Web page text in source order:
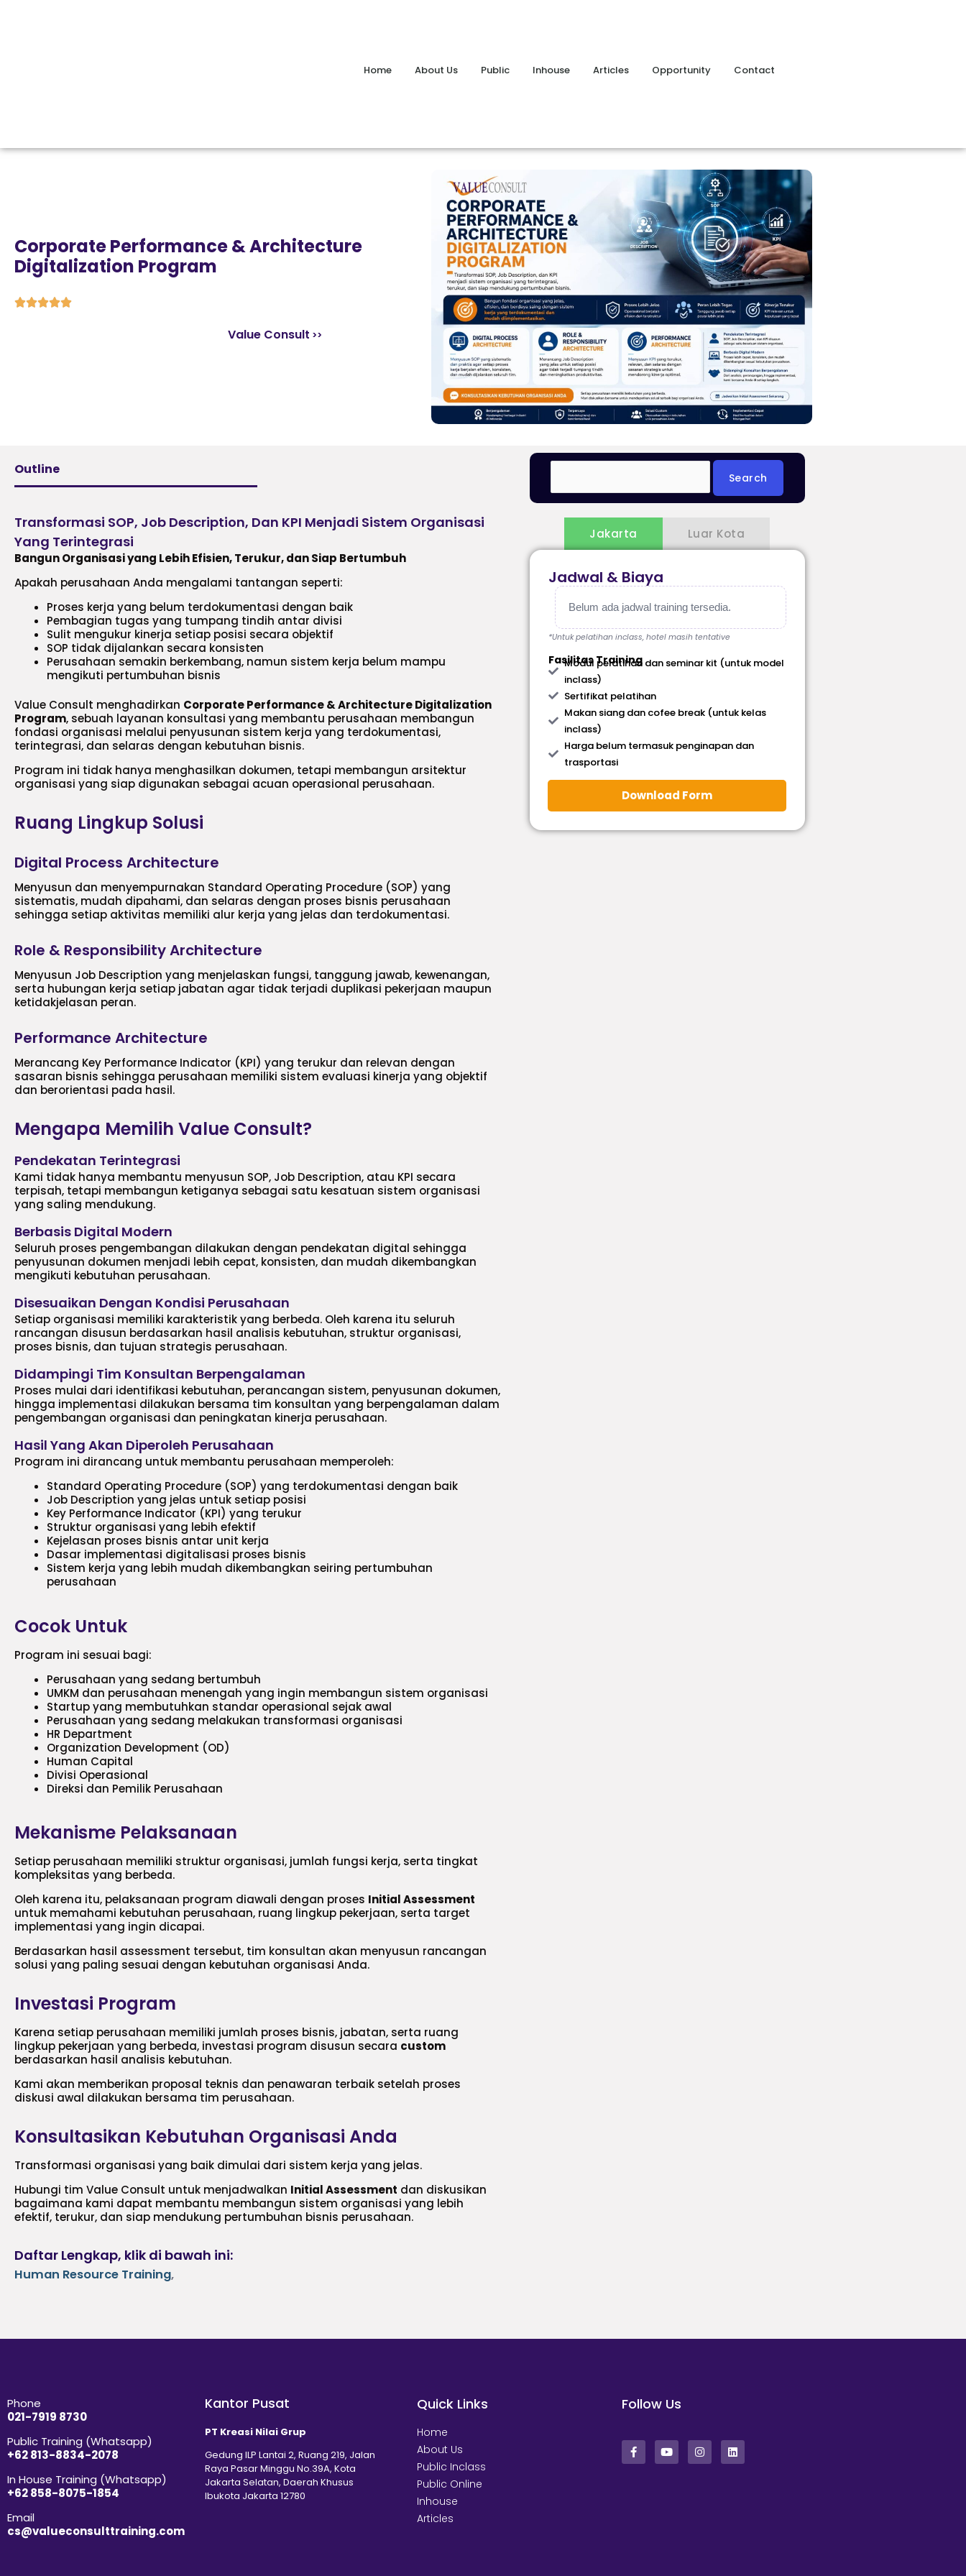
Home About Us Public Inhouse Articles Opportunity Contact
Corporate Performance & Architecture
Digitalization Program

Value Consult
Outline
Transformasi SOP, Job Description, Dan KPI Menjadi Sistem Organisasi
Yang Terintegrasi
Bangun Organisasi yang Lebih Efisien, Terukur, dan Siap Bertumbuh
Apakah perusahaan Anda mengalami tantangan seperti:
Proses kerja yang belum terdokumentasi dengan baik
Pembagian tugas yang tumpang tindih antar divisi
Sulit mengukur kinerja setiap posisi secara objektif
SOP tidak dijalankan secara konsisten
Perusahaan semakin berkembang, namun sistem kerja belum mampu
mengikuti pertumbuhan bisnis
Value Consult menghadirkan Corporate Performance & Architecture Digitalization
Program, sebuah layanan konsultasi yang membantu perusahaan membangun
fondasi organisasi melalui penyusunan sistem kerja yang terdokumentasi,
terintegrasi, dan selaras dengan kebutuhan bisnis.
Program ini tidak hanya menghasilkan dokumen, tetapi membangun arsitektur
organisasi yang siap digunakan sebagai acuan operasional perusahaan.
Ruang Lingkup Solusi
Digital Process Architecture
Menyusun dan menyempurnakan Standard Operating Procedure (SOP) yang
sistematis, mudah dipahami, dan selaras dengan proses bisnis perusahaan
sehingga setiap aktivitas memiliki alur kerja yang jelas dan terdokumentasi.
Role & Responsibility Architecture
Menyusun Job Description yang menjelaskan fungsi, tanggung jawab, kewenangan,
serta hubungan kerja setiap jabatan agar tidak terjadi duplikasi pekerjaan maupun
ketidakjelasan peran.
Performance Architecture
Merancang Key Performance Indicator (KPI) yang terukur dan relevan dengan
sasaran bisnis sehingga perusahaan memiliki sistem evaluasi kinerja yang objektif
dan berorientasi pada hasil.
Mengapa Memilih Value Consult?
Pendekatan Terintegrasi
Kami tidak hanya membantu menyusun SOP, Job Description, atau KPI secara
terpisah, tetapi membangun ketiganya sebagai satu kesatuan sistem organisasi
yang saling mendukung.
Berbasis Digital Modern
Seluruh proses pengembangan dilakukan dengan pendekatan digital sehingga
penyusunan dokumen menjadi lebih cepat, konsisten, dan mudah dikembangkan
mengikuti kebutuhan perusahaan.
Disesuaikan Dengan Kondisi Perusahaan
Setiap organisasi memiliki karakteristik yang berbeda. Oleh karena itu seluruh
rancangan disusun berdasarkan hasil analisis kebutuhan, struktur organisasi,
proses bisnis, dan tujuan strategis perusahaan.
Didampingi Tim Konsultan Berpengalaman
Proses mulai dari identifikasi kebutuhan, perancangan sistem, penyusunan dokumen,
hingga implementasi dilakukan bersama tim konsultan yang berpengalaman dalam
pengembangan organisasi dan peningkatan kinerja perusahaan.
Hasil Yang Akan Diperoleh Perusahaan
Program ini dirancang untuk membantu perusahaan memperoleh:
Standard Operating Procedure (SOP) yang terdokumentasi dengan baik
Job Description yang jelas untuk setiap posisi
Key Performance Indicator (KPI) yang terukur
Struktur organisasi yang lebih efektif
Kejelasan proses bisnis antar unit kerja
Dasar implementasi digitalisasi proses bisnis
Sistem kerja yang lebih mudah dikembangkan seiring pertumbuhan
perusahaan
Cocok Untuk
Program ini sesuai bagi:
Perusahaan yang sedang bertumbuh
UMKM dan perusahaan menengah yang ingin membangun sistem organisasi
Startup yang membutuhkan standar operasional sejak awal
Perusahaan yang sedang melakukan transformasi organisasi
HR Department
Organization Development (OD)
Human Capital
Divisi Operasional
Direksi dan Pemilik Perusahaan
Mekanisme Pelaksanaan
Setiap perusahaan memiliki struktur organisasi, jumlah fungsi kerja, serta tingkat
kompleksitas yang berbeda.
Oleh karena itu, pelaksanaan program diawali dengan proses Initial Assessment
untuk memahami kebutuhan perusahaan, ruang lingkup pekerjaan, serta target
implementasi yang ingin dicapai.
Berdasarkan hasil assessment tersebut, tim konsultan akan menyusun rancangan
solusi yang paling sesuai dengan kebutuhan organisasi Anda.
Investasi Program
Karena setiap perusahaan memiliki jumlah proses bisnis, jabatan, serta ruang
lingkup pekerjaan yang berbeda, investasi program disusun secara custom
berdasarkan hasil analisis kebutuhan.
Kami akan memberikan proposal teknis dan penawaran terbaik setelah proses
diskusi awal dilakukan bersama tim perusahaan.
Konsultasikan Kebutuhan Organisasi Anda
Transformasi organisasi yang baik dimulai dari sistem kerja yang jelas.
Hubungi tim Value Consult untuk menjadwalkan Initial Assessment dan diskusikan
bagaimana kami dapat membantu membangun sistem organisasi yang lebih
efektif, terukur, dan siap mendukung pertumbuhan bisnis perusahaan.
Daftar Lengkap, klik di bawah ini:
Human Resource Training,
Jakarta Luar Kota
Jadwal & Biaya
Belum ada jadwal training tersedia.
*Untuk pelatihan inclass, hotel masih tentative
Fasilitas Training
Modul pelatihan dan seminar kit (untuk model
inclass)
Sertifikat pelatihan
Makan siang dan cofee break (untuk kelas
inclass)
Harga belum termasuk penginapan dan
trasportasi
Download Form
Phone
021-7919 8730
Public Training (Whatsapp)
+62 813-8834-2078
In House Training (Whatsapp)
+62 858-8075-1854
Email
cs@valueconsulttraining.com
Kantor Pusat
PT Kreasi Nilai Grup
Gedung ILP Lantai 2, Ruang 219, Jalan
Raya Pasar Minggu No.39A, Kota
Jakarta Selatan, Daerah Khusus
Ibukota Jakarta 12780
Quick Links
Home
About Us
Public Inclass
Public Online
Inhouse
Articles
Follow Us